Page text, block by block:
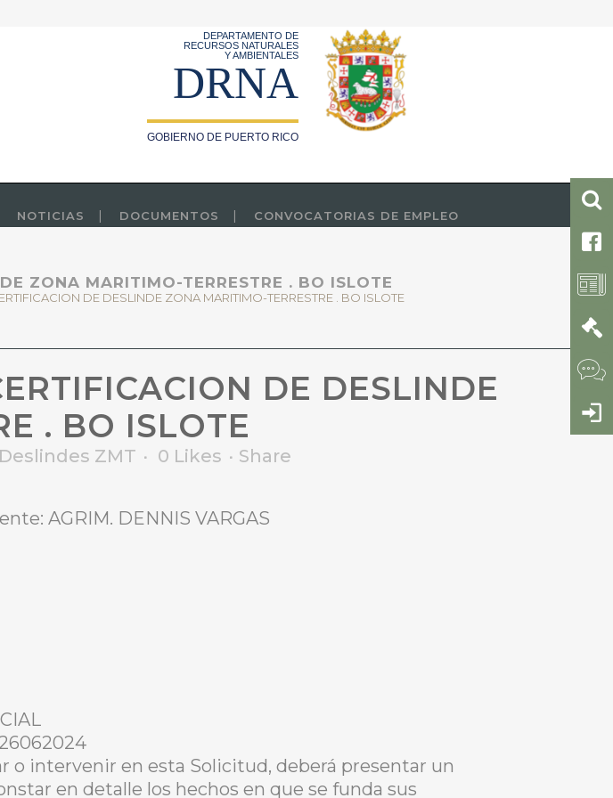
DEPARTAMENTO DE
RECURSOS NATURALES
Y AMBIENTALES
DRNA
GOBIERNO DE PUERTO RICO
NOTICIAS DOCUMENTOS CONVOCATORIAS DE EMPLEO
ZONA MARITIMO-TERRESTRE . BO ISLOTE
DE DESLINDE ZONA MARITIMO-TERRESTRE . BO ISLOTE
DE DESLINDE
. BO ISLOTE
Deslindes ZMT 0 Likes
Share
AGRIM. DENNIS VARGAS
o intervenir en esta Solicitud, deberá presentar un
en detalle los hechos en que se funda sus